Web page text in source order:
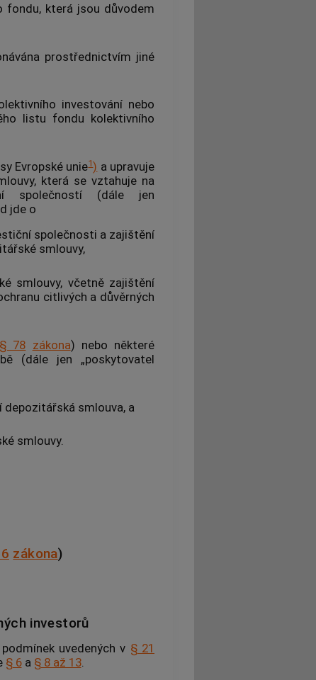
fondu, která jsou důvodem
prostřednictvím jiné
investování nebo
listu fondu kolektivního
Evropské unie1) a upravuje
která se vztahuje na
společností (dále jen
jde o
společnosti a zajištění
smlouvy,
smlouvy, včetně zajištění
citlivých a důvěrných
§ 78 zákona) nebo některé
(dále jen „poskytovatel
depozitářská smlouva, a
smlouvy.
zákona)
investorů
uvedených v § 21
§ 6a § 8 až 13.